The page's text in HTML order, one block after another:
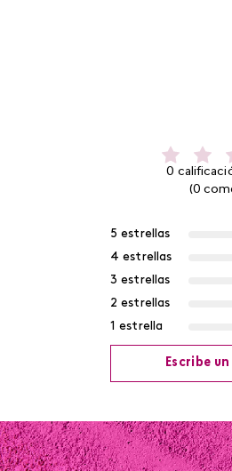
0
(0
5 estrellas
4 estrellas
3 estrellas
2 estrellas
1 estrella
Escribe
Agregar
Título